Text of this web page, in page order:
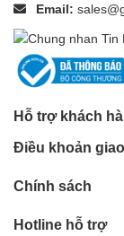
Email:
Hỗ trợ khách
Điều khoản
Chính sách
Hotline hỗ trợ